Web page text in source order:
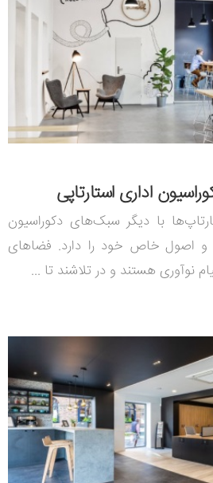
اداری استارتاپی
با دیگر سبک‌های دکوراسیون
و اصول خاص خود را دارد. فضاهای
نوآوری هستند و در تلاشند تا ...